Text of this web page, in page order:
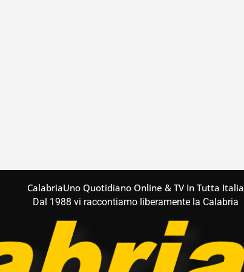
CalabriaUno Quotidiano Online & TV In Tutta Italia
Dal 1988 vi raccontiamo liberamente la Calabria